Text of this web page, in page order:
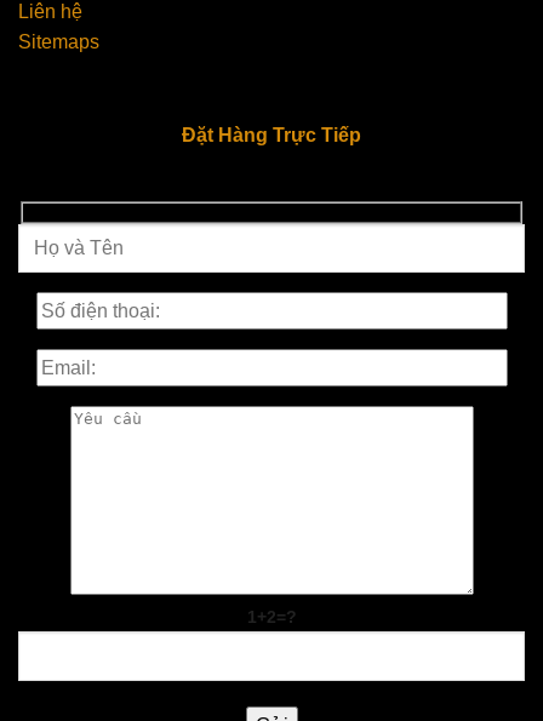
Liên hệ
Sitemaps
Đặt Hàng Trực Tiếp
1+2=?